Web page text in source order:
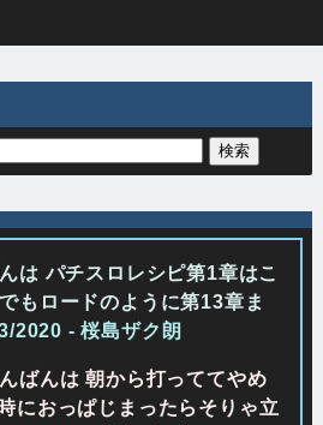
は パチスロレシピ第1章はこ
もロードのように第13章ま
2020 - 桜島ザク朗
ばんは 朝から打っててやめ
におっぱじまったらそりゃ立